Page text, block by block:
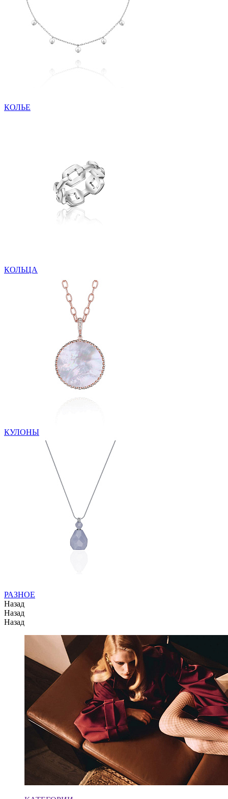
КОЛЬЕ
КОЛЬЦА
КУЛОНЫ
РАЗНОЕ
Назад
Назад
Назад